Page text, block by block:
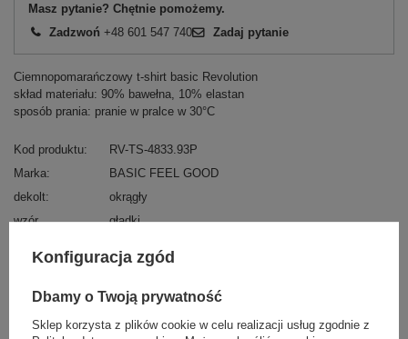
Masz pytanie? Chętnie pomożemy.
Zadzwoń +48 601 547 740 Zadaj pytanie
Ciemnopomarańczowy t-shirt basic Revolution
skład materiału: 90% bawełna, 10% elastan
sposób prania: pranie w pralce w 30°C
Kod produktu
RV-TS-4833.93P
Marka
BASIC FEEL GOOD
dekolt
okrągły
wzór
gładki
Kolory
ciemny pomarańczowy
materiał
dominujący
bawełna
Konfiguracja zgód
Dbamy o Twoją prywatność
Sklep korzysta z plików cookie w celu realizacji usług zgodnie z